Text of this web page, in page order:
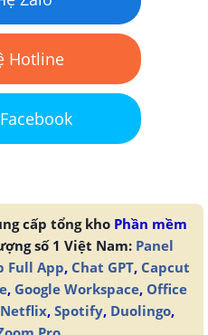
Hotline
cấp tổng kho Phần mềm
số 1 Việt Nam: Panel
Full App, Chat GPT, Capcut
, Google Workspace, Office
Netflix, Spotify, Duolingo,